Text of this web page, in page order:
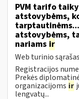
PVM tarifo
atstovybėms,
atstovybėms,
nariams ir
Web turinio sąrašas
Registracijos
Prekės
organizacijoms ir
lengvatų...